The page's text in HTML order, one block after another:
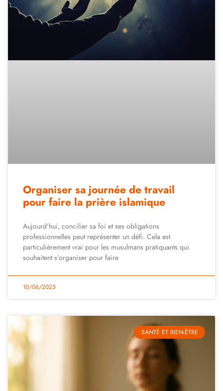
Organiser sa journée de travail
pour faire la prière islamique
Aujourd’hui, concilier sa foi et ses obligations
professionnelles peut représenter un défi. Cela est
particulièrement vrai pour les musulmans pratiquants qui
souhaitent s’organiser pour faire
10/06/2025
SANTÉ ET BIEN-ÊTRE